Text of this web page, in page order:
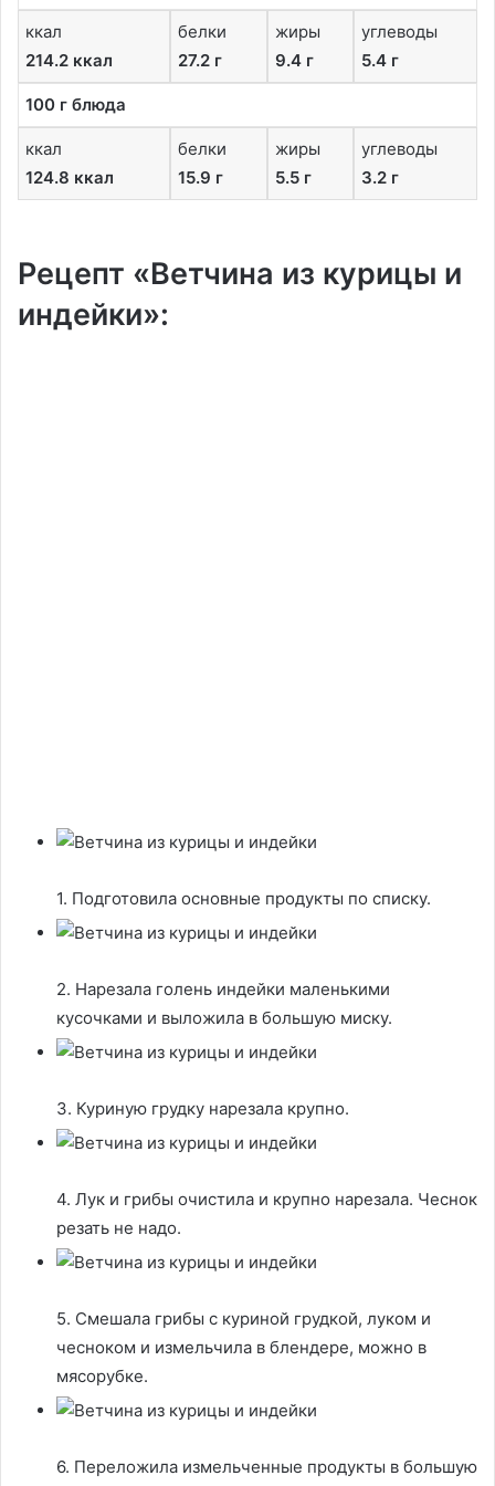
ккал
214.2 ккал
белки
27.2 г
жиры
9.4 г
углеводы
5.4 г
100 г блюда
ккал
124.8 ккал
белки
15.9 г
жиры
5.5 г
углеводы
3.2 г
Рецепт «Ветчина из курицы и
индейки»:
1. Подготовила основные продукты по списку.
2. Нарезала голень индейки маленькими
кусочками и выложила в большую миску.
3. Куриную грудку нарезала крупно.
4. Лук и грибы очистила и крупно нарезала. Чеснок
резать не надо.
5. Смешала грибы с куриной грудкой, луком и
чесноком и измельчила в блендере, можно в
мясорубке.
6. Переложила измельченные продукты в большую